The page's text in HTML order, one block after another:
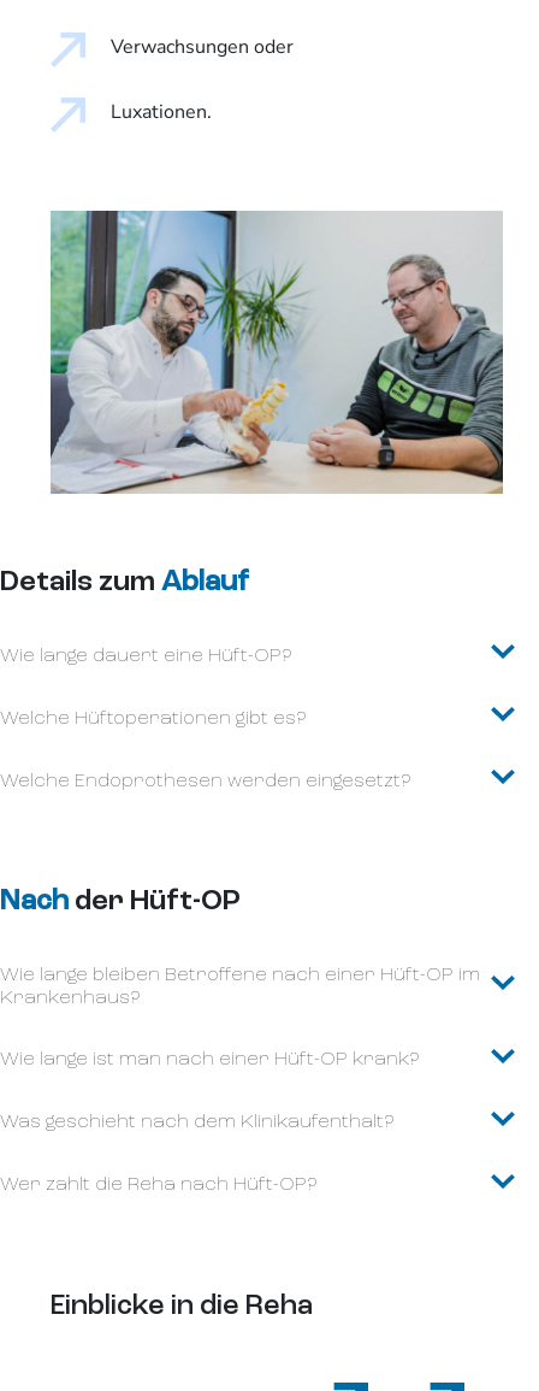
Verwachsungen oder
Luxationen.
Details zum Ablauf
Wie lange dauert eine Hüft-OP?
Welche Hüftoperationen gibt es?
Welche Endoprothesen werden eingesetzt?
Nach der Hüft-OP
Wie lange bleiben Betroffene nach einer Hüft-OP im
Krankenhaus?
Wie lange ist man nach einer Hüft-OP krank?
Was geschieht nach dem Klinikaufenthalt?
Wer zahlt die Reha nach Hüft-OP?
Einblicke in die Reha